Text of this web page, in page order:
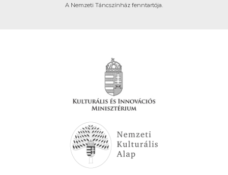
A Nemzeti Táncszínház fenntartója.